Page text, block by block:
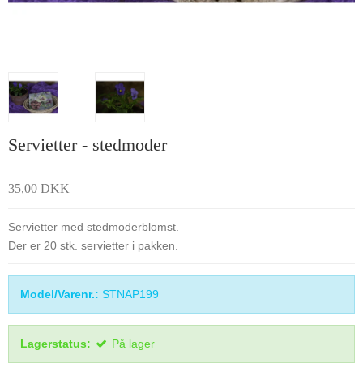
Servietter - stedmoder
35,00 DKK
Servietter med stedmoderblomst.
Der er 20 stk. servietter i pakken.
Model/Varenr.: STNAP199
Lagerstatus: På lager